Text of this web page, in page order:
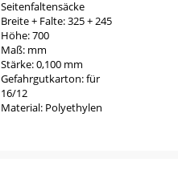
Seitenfaltensäcke
Breite + Falte: 325 + 245
Höhe: 700
Maß: mm
Stärke: 0,100 mm
Gefahrgutkarton: für
16/12
Material: Polyethylen